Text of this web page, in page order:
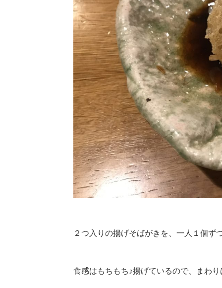
２つ入りの揚げそばがきを、一人１個ず
食感はもちもち♪揚げているので、まわ